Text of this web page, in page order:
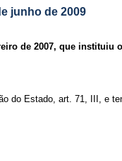
junho de 2009
de 2007, que instituiu
do Estado, art. 71, III, e